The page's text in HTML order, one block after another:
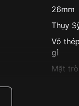
26mm
Thụy
Vỏ
gỉ
Mặt